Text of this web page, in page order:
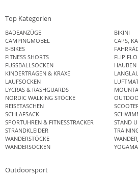
Top Kategorien
BADEANZÜGE
BIKINI
CAMPINGMÖBEL
CAPS,
E-BIKES
FITNESS SHORTS
FLIP
FUSSBALLSOCKEN
KINDERTRAGEN & KRAXE
LAUFSOCKEN
LYCRAS & RASHGUARDS
NORDIC WALKING STÖCKE
REISETASCHEN
SCHLAFSACK
SPORTUHREN & FITNESSTRACKER
STAND
STRANDKLEIDER
WANDERSTÖCKE
WANDERSOCKEN
Outdoorsport